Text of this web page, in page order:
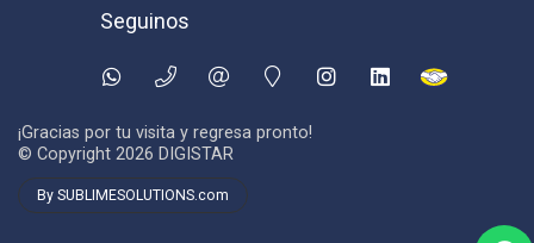
Seguinos
¡Gracias por tu visita y regresa pronto!
© Copyright 2026 DIGISTAR
By SUBLIMESOLUTIONS.com